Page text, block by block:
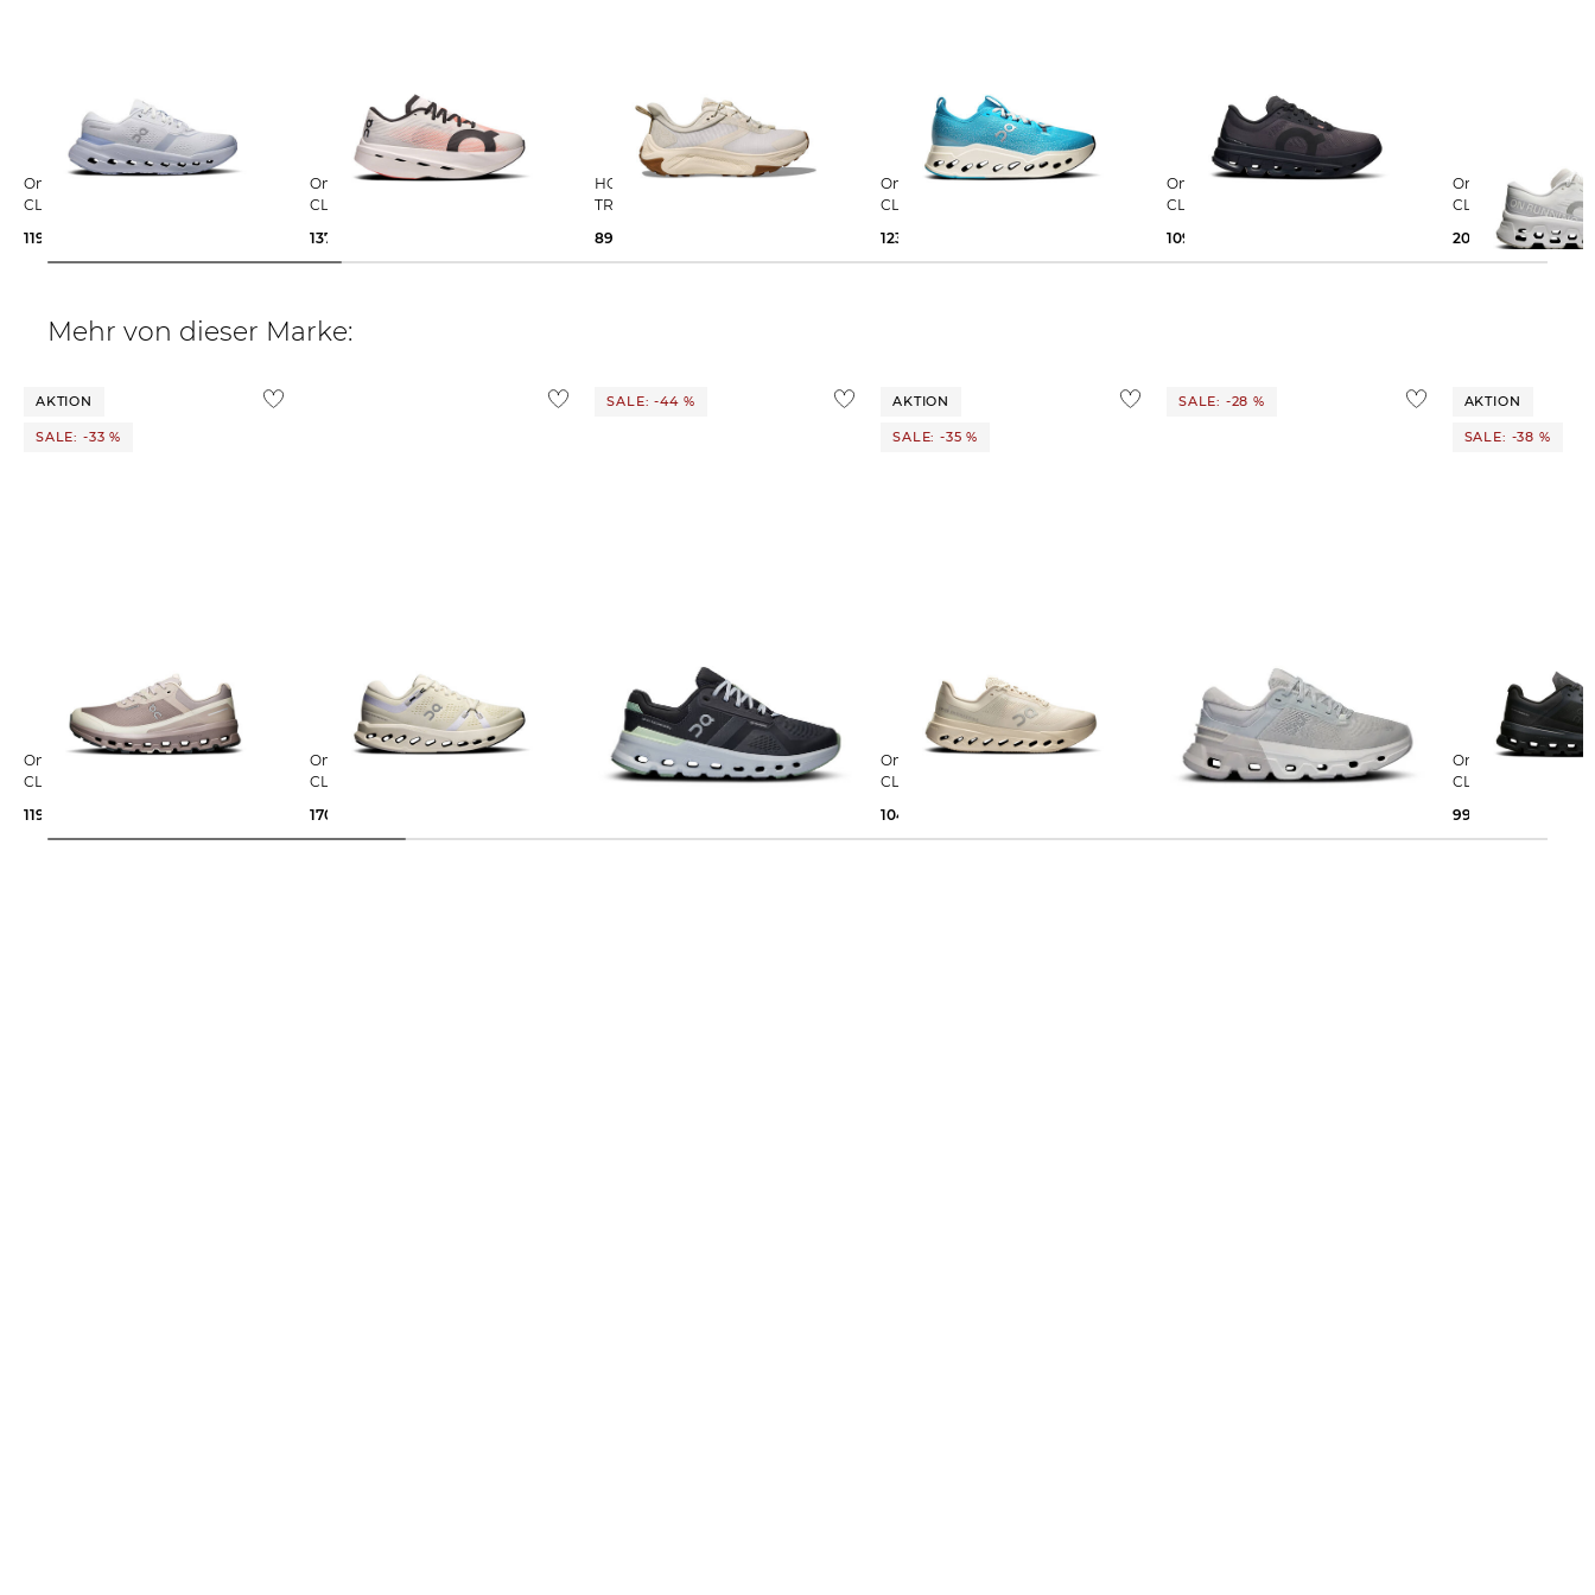
On | Damen Laufschuhe
CLOUDRUNNER 3
119,99 €
On | Damen Laufschuhe
CLOUDBOOM
137,55 €
HOKA | Damen Laufschuhe
TRANSPORT 2
89,99 €
On | Damen Laufschuhe
CLOUDSURFER MAX
123,35 €
On | Damen Laufschuhe
CLOUDFLOW 5 W
109,99 €
On | Damen Laufschuhe
CLOUDMONSTER 3
200,00 €
Mehr von dieser Marke:
AKTION
SALE: -33 %
On | Damen Trailrunning-Schuhe
CLOUDVISTA 2 WATERPROOF
119,99 €
On | Damen Laufschuhe
CLOUDSURFER 2 W
170,00 €
SALE: -44 %
On | Damen Laufschuhe
CLOUDRUNNER 2 W
AKTION
SALE: -35 %
On | Damen Laufschuhe
CLOUDSURFER NEXT
104,65 €
SALE: -28 %
On | Damen Laufschuhe
CLOUDFLYER 5
AKTION
SALE: -38 %
On | Damen Laufschuhe
CLOUDVISTA
99,99 €